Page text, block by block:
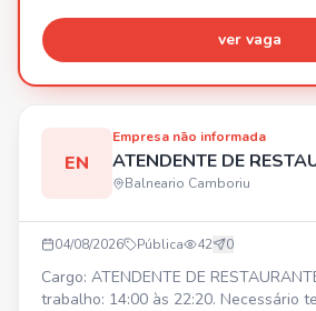
ver vaga
EN
Empresa não informada
ATENDENTE DE
Balneario Camboriu
04/08/2026 Pública 42 0
Cargo: ATENDENTE DE RESTAURANTE ⏰ Horário
trabalho: 14:00 às 22:20. Necessário